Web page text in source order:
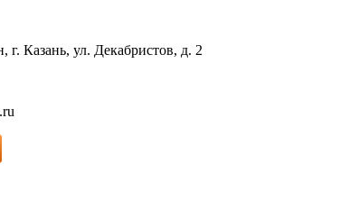
г. Казань, ул. Декабристов, д. 2